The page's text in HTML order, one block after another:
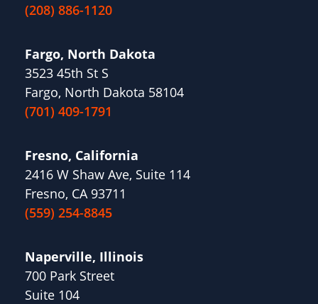
(208) 886-1120
Fargo, North Dakota
3523 45th St S
Fargo, North Dakota 58104
(701) 409-1791
Fresno, California
2416 W Shaw Ave, Suite 114
Fresno, CA 93711
(559) 254-8845
Naperville, Illinois
700 Park Street
Suite 104